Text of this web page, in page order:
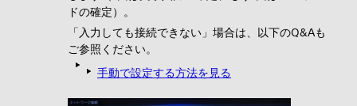
ドの確定）。
「入力しても接続できない」場合は、以下のQ&Aも
ご参照ください。
手動で設定する方法を見る